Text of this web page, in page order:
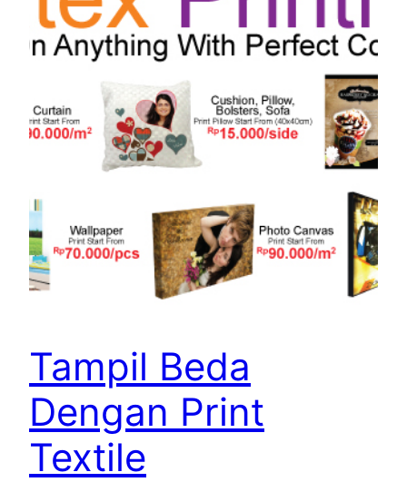
Tampil Beda
Dengan Print
Textile